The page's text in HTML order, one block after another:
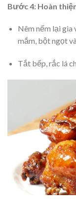
Bước 4: Hoàn
Nêm nếm lại
mắm, bột ngọt
Tắt bếp, rắc lá